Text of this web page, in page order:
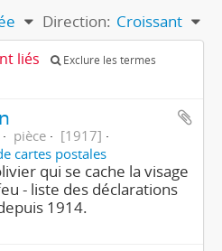
Direction: Croissant
liés
Exclure les termes
pièce
[1917]
cartes postales
qui se cache la visage
- liste des déclarations
1914.